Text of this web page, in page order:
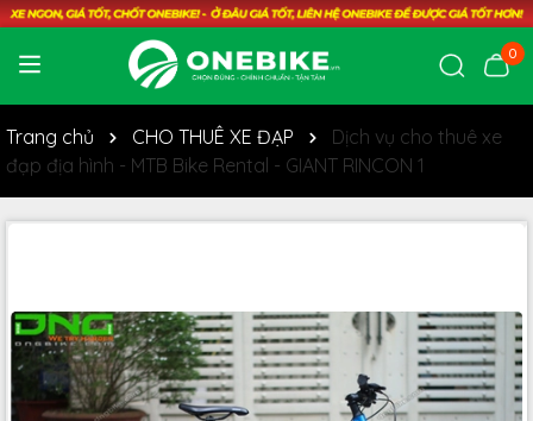
0
Trang chủ CHO THUÊ XE ĐẠP
Dịch vụ cho thuê xe
đạp địa hình - MTB Bike Rental - GIANT RINCON 1